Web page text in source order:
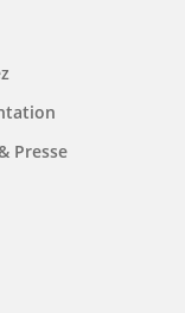
Presse